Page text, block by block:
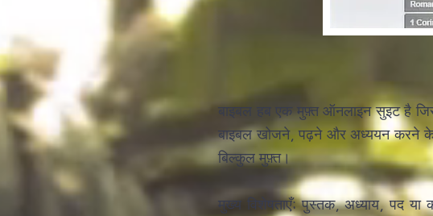
बाइबल हब एक मुफ़्त ऑनलाइन सुइट है
बाइबल खोजने, पढ़ने और अध्ययन करने के
बिल्कुल मुफ़्त।
मुख्य विशेषताएँ: पुस्तक, अध्याय, पद या